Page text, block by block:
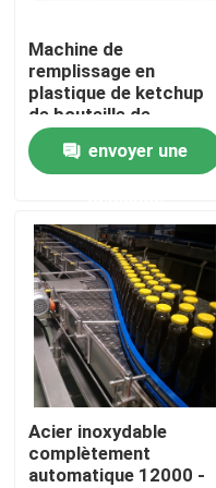
Visite d'usine
Contrôle de qualité
Nouvelles
Demandez une
machine de
Machine de
Machine de
remplissage en
plastique de ketchup
de bouteille de
bouteille en verre de
machine de
remplissage de
catégorie comestible
3000BPH 500ml
envoyer une
Acier inoxydable
complètement
automatique 12000 -